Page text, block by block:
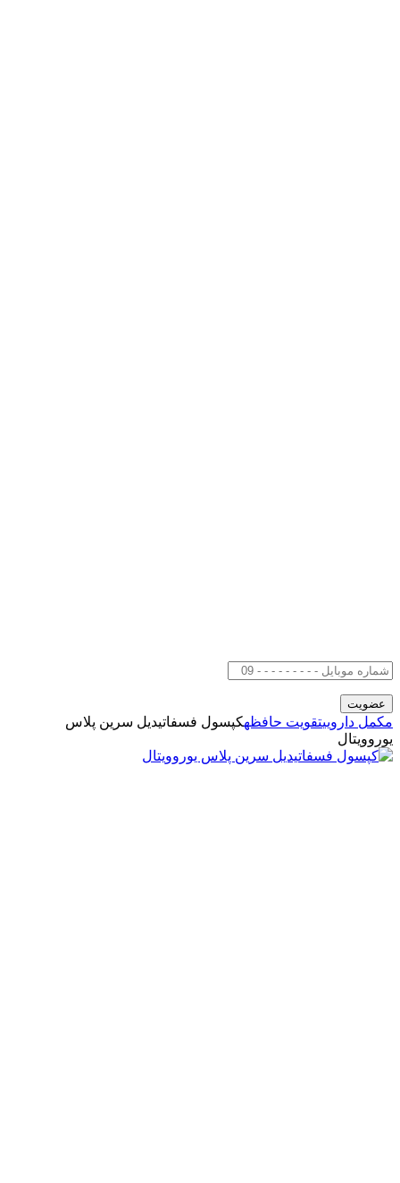
مکمل داروییتقویت حافظهکپسول فسفاتیدیل سرین پلاس
یوروویتال